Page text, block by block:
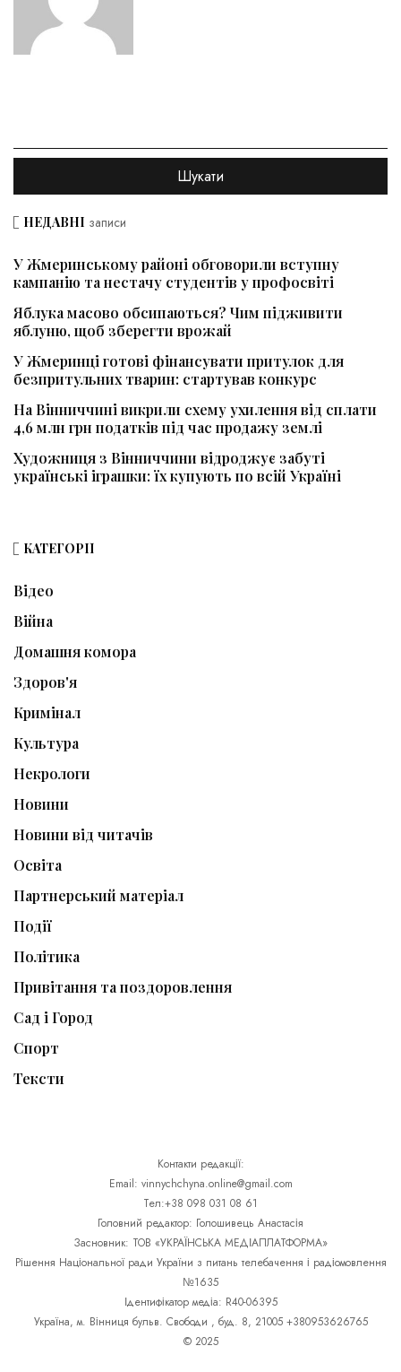
НЕДАВНІ записи
У Жмеринському районі обговорили вступну
кампанію та нестачу студентів у профосвіті
Яблука масово обсипаються? Чим підживити
яблуню, щоб зберегти врожай
У Жмеринці готові фінансувати притулок для
безпритульних тварин: стартував конкурс
На Вінниччині викрили схему ухилення від сплати
4,6 млн грн податків під час продажу землі
Художниця з Вінниччини відроджує забуті
українські іграшки: їх купують по всій Україні
КАТЕГОРІЇ
Відео
Війна
Домашня комора
Здоров'я
Кримінал
Культура
Некрологи
Новини
Новини від читачів
Освіта
Партнерський матеріал
Події
Політика
Привітання та поздоровлення
Сад і Город
Спорт
Тексти
Контакти редакції:
Email: vinnychchyna.online@gmail.com
Тел:+38 098 031 08 61
Головний редактор: Голошивець Анастасія
Засновник: ТОВ «УКРАЇНСЬКА МЕДІАПЛАТФОРМА»
Рішення Національної ради України з питань телебачення і радіомовлення
№1635
Ідентифікатор медіа: R40-06395
Україна, м. Вінниця бульв. Свободи , буд. 8, 21005 +380953626765
© 2025